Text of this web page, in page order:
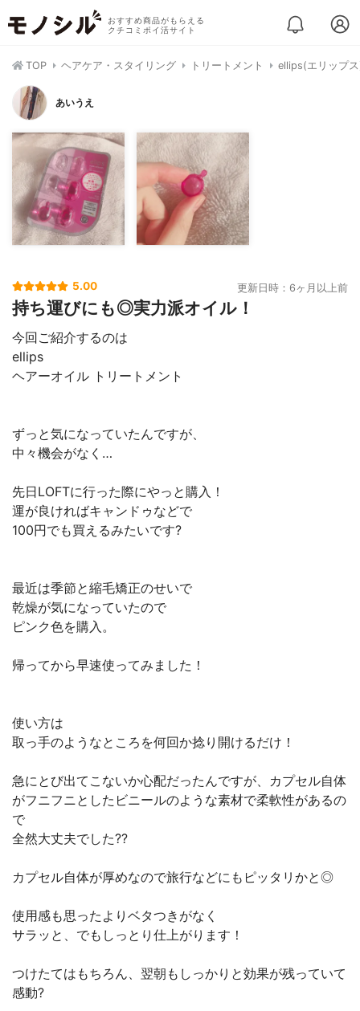
おすすめ商品がもらえる
クチコミポイ活サイト
TOP ヘアケア・スタイリング トリートメント ellips(エリップ
あいうえ
5.00 更新日時：6ヶ月以上前
持ち運びにも◎実力派オイル！
今回ご紹介するのは
ellips
ヘアーオイル トリートメント
ずっと気になっていたんですが、
中々機会がなく…
先日LOFTに行った際にやっと購入！
運が良ければキャンドゥなどで
100円でも買えるみたいです?
最近は季節と縮毛矯正のせいで
乾燥が気になっていたので
ピンク色を購入。
帰ってから早速使ってみました！
使い方は
取っ手のようなところを何回か捻り開けるだけ！
急にとび出てこないか心配だったんですが、カプセル自体
がフニフニとしたビニールのような素材で柔軟性があるの
で
全然大丈夫でした??
カプセル自体が厚めなので旅行などにもピッタリかと◎
使用感も思ったよりベタつきがなく
サラッと、でもしっとり仕上がります！
つけたてはもちろん、翌朝もしっかりと効果が残っていて
感動?